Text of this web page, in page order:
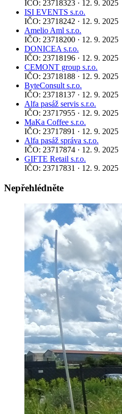
IČO: 23718323 · 12. 9. 2025
ISI EVENTS s.r.o.
IČO: 23718242 · 12. 9. 2025
Amelio Aml s.r.o.
IČO: 23718200 · 12. 9. 2025
DONICEA s.r.o.
IČO: 23718196 · 12. 9. 2025
CEMONT group s.r.o.
IČO: 23718188 · 12. 9. 2025
ByteConsult s.r.o.
IČO: 23718137 · 12. 9. 2025
Alfa pasáž servis s.r.o.
IČO: 23717955 · 12. 9. 2025
MaKa Coffee s.r.o.
IČO: 23717891 · 12. 9. 2025
Alfa pasáž správa s.r.o.
IČO: 23717874 · 12. 9. 2025
GIFTE Retail s.r.o.
IČO: 23717831 · 12. 9. 2025
Nepřehlédněte